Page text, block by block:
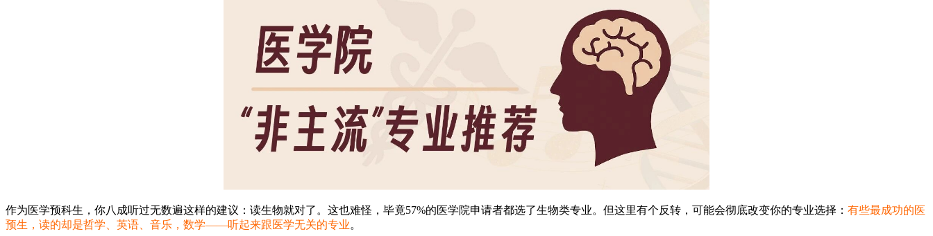
作为医学预科生，你八成听过无数遍这样的建议：读生物就对了。这也难怪，毕竟57%的医学院申请者都选了生物类专业。但这里有个反转，可能会彻底改变你的专业选择： 有些最成功的医
预生，读的却是哲学、英语、音乐，数学——听起来跟医学无关的专业。